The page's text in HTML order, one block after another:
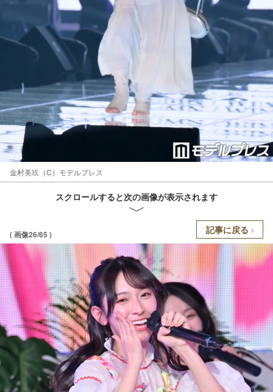
金村美玖（C）モデルプレス
スクロールすると次の画像が表示されます
( 画像26/65 ) 記事に戻る